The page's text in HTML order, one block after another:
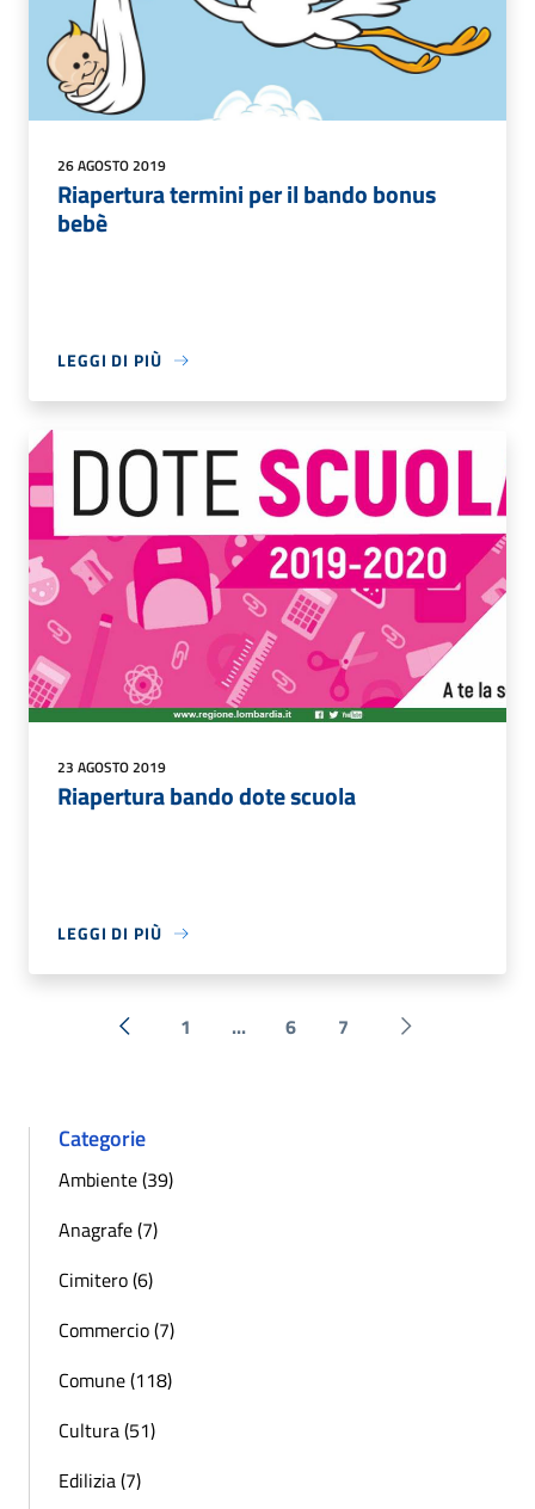
26 AGOSTO 2019
Riapertura termini per il bando bonus
bebè
LEGGI DI PIÙ
23 AGOSTO 2019
Riapertura bando dote scuola
LEGGI DI PIÙ
« Precedente
1 ... 6 7 Successiva »
Categorie
Ambiente (39)
Anagrafe (7)
Cimitero (6)
Commercio (7)
Comune (118)
Cultura (51)
Edilizia (7)